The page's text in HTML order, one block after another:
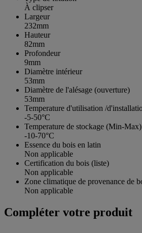
À clipser
Largeur
232mm
Hauteur
82mm
Profondeur
9mm
Diamètre intérieur
53mm
Diamètre de l'alésage (ouverture)
53mm
Temperature d'utilisation /
-5-50°C
Temperature de stockage (Min-Max)
-10-70°C
Essence du bois en latin
Non applicable
Certification du bois (liste)
Non applicable
Zone climatique de provenance de
Non applicable
Compléter votre produit